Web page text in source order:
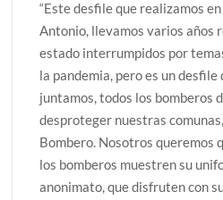
“Este desfile que realizamos
Antonio, llevamos varios años
estado interrumpidos por
la pandemia, pero es un desfile
juntamos, todos los bomberos
desproteger nuestras
Bombero. Nosotros queremos
los bomberos muestren su
anonimato, que disfruten con